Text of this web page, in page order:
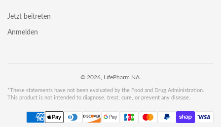
Jetzt beitreten
Anmelden
© 2026, LifePharm NA.
*These statements have not been evaluated by the Food and Drug Administration.
This product is not intended to diagnose, treat, cure, or prevent any disease.